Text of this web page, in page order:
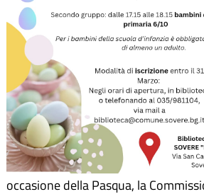
occasione della Pasqua, la